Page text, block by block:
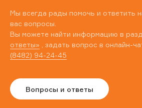
Мы всегда рады помочь и ответить
вас вопросы.
Вы можете найти информацию в
ответы» , задать вопрос в онлайн-
(8482) 94-24-45
Вопросы и ответы